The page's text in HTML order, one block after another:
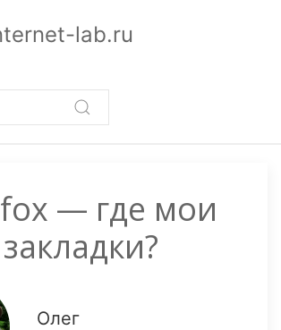
lab.ru
— где мои
закладки?
Олег